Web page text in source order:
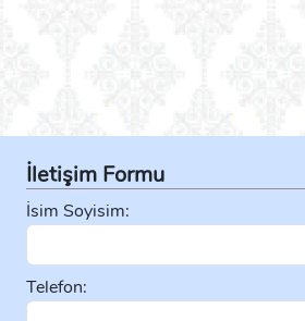
İletişim Formu
İsim Soyisim:
Telefon: